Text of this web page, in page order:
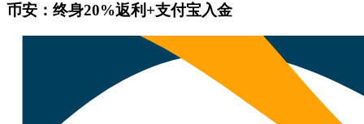
币安：终身20%返利+支付宝入金